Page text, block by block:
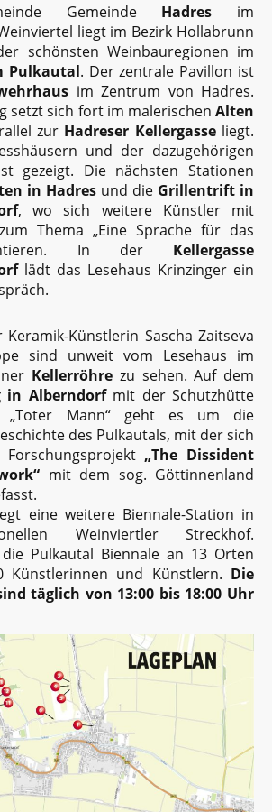
Gemeinde Hadres im
liegt im Bezirk Hollabrunn
schönsten Weinbauregionen im
Pulkautal. Der zentrale Pavillon ist
im Zentrum von Hadres.
setzt sich fort im malerischen Alten
zur Hadreser Kellergasse liegt.
und der dazugehörigen
gezeigt. Die nächsten Stationen
in Hadres und die Grillentrift in
, wo sich weitere Künstler mit
Thema „Eine Sprache für das
In der Kellergasse
lädt das Lesehaus Krinzinger ein
Künstlerin Sascha Zaitseva
sind unweit vom Lesehaus im
Kellerröhre zu sehen. Auf dem
in Alberndorf mit der Schutzhütte
Mann“ geht es um die
des Pulkautals, mit der sich
„The Dissident
mit dem sog. Göttinnenland
eine weitere Biennale-Station in
Weinviertler Streckhof.
Pulkautal Biennale an 13 Orten
Künstlerinnen und Künstlern. Die
täglich von 13:00 bis 18:00 Uhr